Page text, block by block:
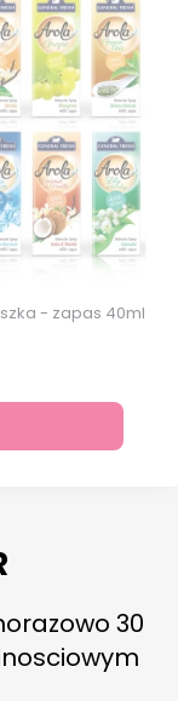
- zapas 40ml
30